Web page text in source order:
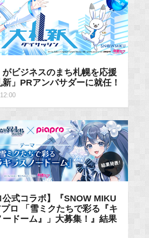
がビジネスのまち札幌を応援
」PRアンバサダーに就任！
公式コラボ】『SNOW MIKU
ロ 「雪ミクたちで彩る『キ
ードーム』」大募集！』結果